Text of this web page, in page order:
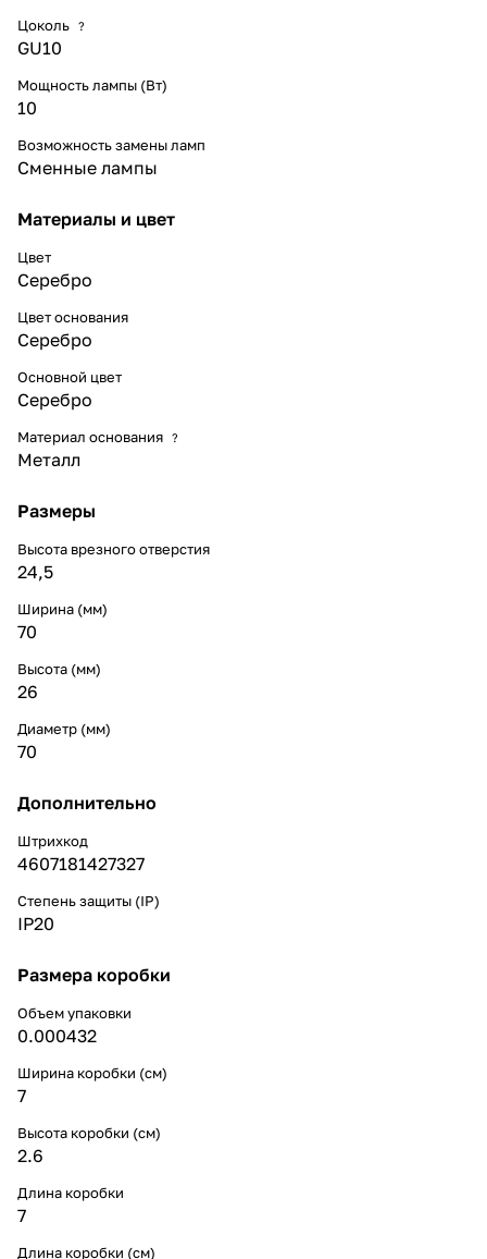
Цоколь ?
GU10
Мощность лампы (Вт)
10
Возможность замены ламп
Сменные лампы
Материалы и цвет
Цвет
Серебро
Цвет основания
Серебро
Основной цвет
Серебро
Материал основания ?
Металл
Размеры
Высота врезного отверстия
24,5
Ширина (мм)
70
Высота (мм)
26
Диаметр (мм)
70
Дополнительно
Штрихкод
4607181427327
Степень защиты (IP)
IP20
Размера коробки
Объем упаковки
0.000432
Ширина коробки (см)
7
Высота коробки (см)
2.6
Длина коробки
7
Длина коробки (см)